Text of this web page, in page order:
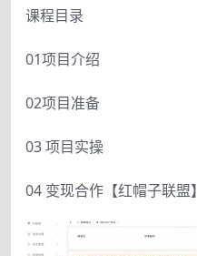
课程目录
01项目介绍
02项目准备
03 项目实操
04 变现合作【红帽子联盟】